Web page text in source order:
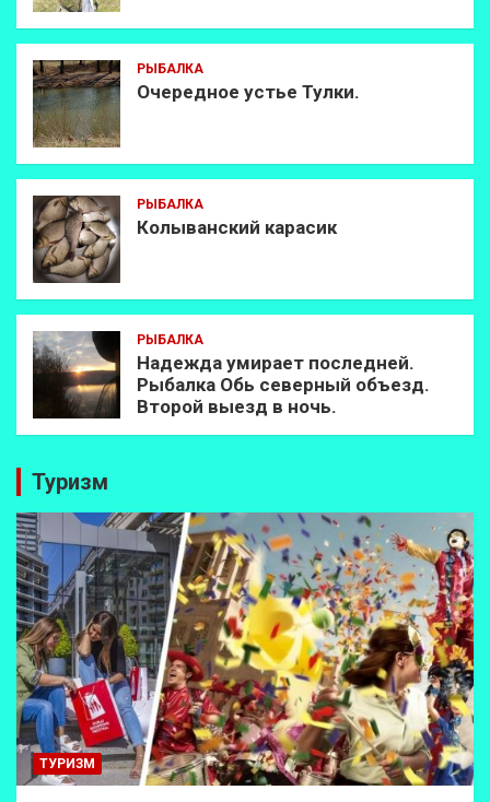
РЫБАЛКА
Очередное устье Тулки.
РЫБАЛКА
Колыванский карасик
РЫБАЛКА
Надежда умирает последней.
Рыбалка Обь северный объезд.
Второй выезд в ночь.
Туризм
ТУРИЗМ